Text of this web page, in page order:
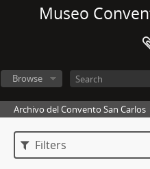
Museo
Browse
Archivo del Convento San Carlos
Filters